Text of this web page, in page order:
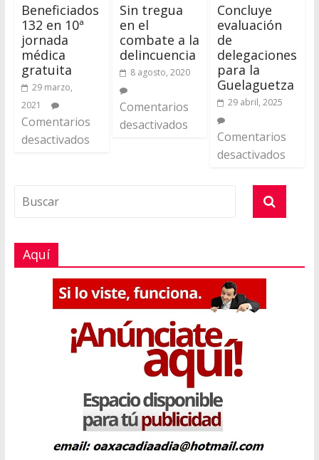
Beneficiados
132 en 10ª
jornada
médica
gratuita
29 marzo,
2021
Comentarios
desactivados
Sin tregua
en el
combate a la
delincuencia
8 agosto, 2020
Comentarios
desactivados
Concluye
evaluación
de
delegaciones
para la
Guelaguetza
29 abril, 2025
Comentarios
desactivados
Aquí